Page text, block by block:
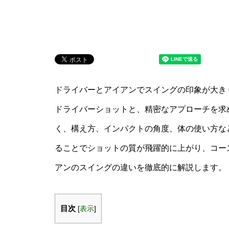
ドライバーとアイアンでスイングの印象が大
ドライバーショットと、精密なアプローチを
く、構え方、インパクトの角度、体の使い方
ることでショットの質が飛躍的に上がり、コ
アンのスイングの違いを徹底的に解説します。
目次 [表示]